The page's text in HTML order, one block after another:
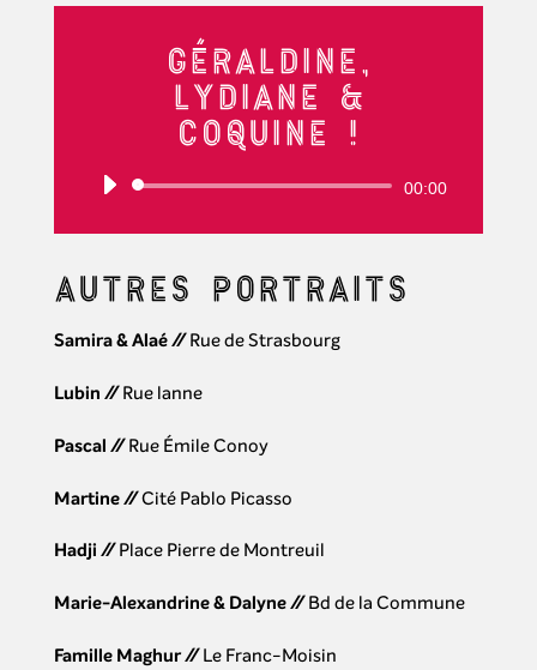
Géraldine,
Lydiane &
Coquine !
Lecteur
00:00
Autres portraits
Samira & Alaé//Rue de Strasbourg
Lubin //Rue lanne
Pascal //Rue Émile Conoy
Martine//Cité Pablo Picasso
Hadji //Place Pierre de Montreuil
Marie-Alexandrine & Dalyne//Bd de la Commune
Famille Maghur//Le Franc-Moisin